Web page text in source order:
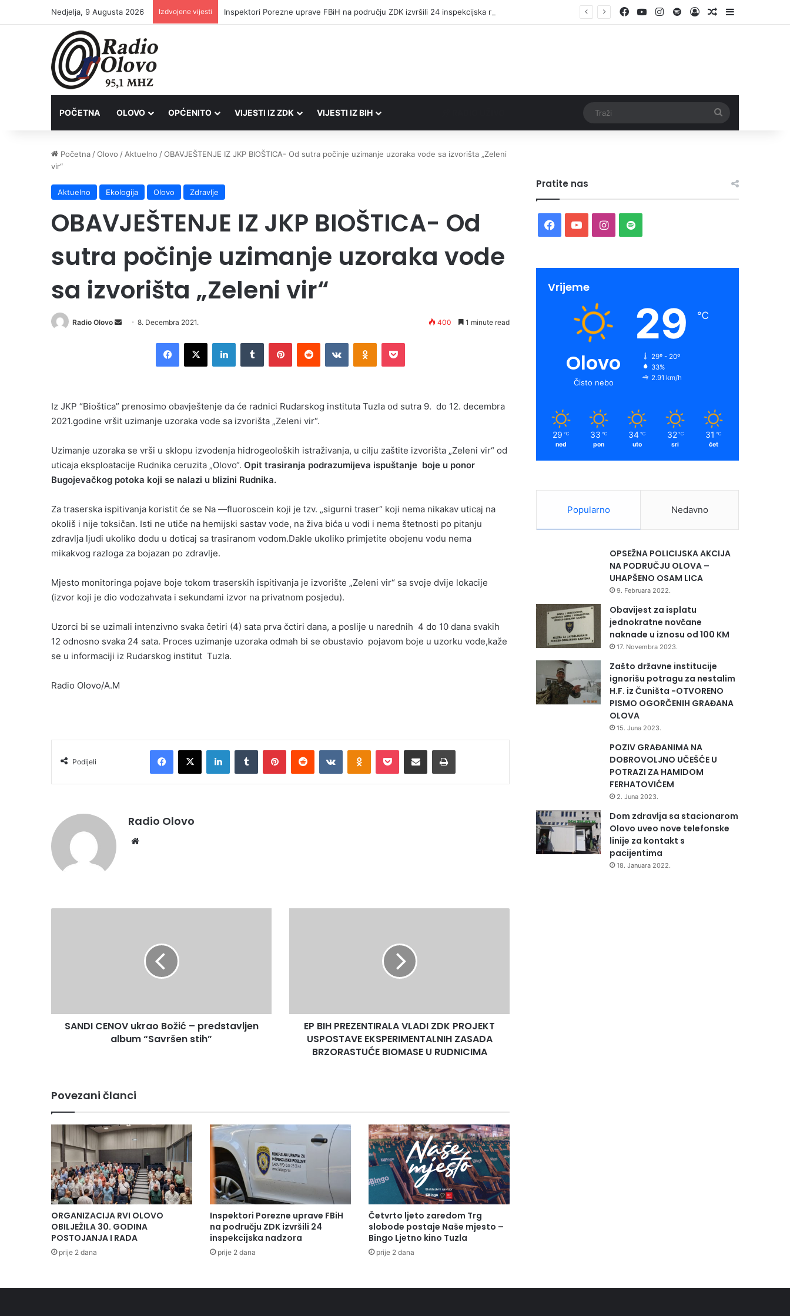
Nedjelja, 9 Augusta 2026 Izdvojene vijesti Inspektori Porezne uprave FBiH na području ZDK izvršili 24 inspekcijska nadzora Facebook
YouTubeInstagram
SpotifyLog InRandom Article
Sidebar
POČETNA OLOVO OPĆENITO VIJESTI IZ ZDK VIJESTI IZ BIH
Početna /Olovo / Aktuelno /OBAVJEŠTENJE IZ JKP BIOŠTICA- Od sutra počinje uzimanje uzoraka vode sa izvorišta „Zeleni
vir“
Aktuelno Ekologija Olovo Zdravlje
OBAVJEŠTENJE IZ JKP BIOŠTICA- Od
sutra počinje uzimanje uzoraka vode
sa izvorišta „Zeleni vir“
Radio Olovo
Send8. Decembra 2021. 400 1 minute read
Facebook
X LinkedInTumblr PinterestReddit VKontakteOdnoklassniki
Pocket
Iz JKP “Bioštica” prenosimo obavještenje da će radnici Rudarskog instituta Tuzla od sutra 9. do 12. decembra
2021.godine vršit uzimanje uzoraka vode sa izvorišta „Zeleni vir“.
Uzimanje uzoraka se vrši u sklopu izvodenja hidrogeoloških istraživanja, u cilju zaštite izvorišta „Zeleni vir“ od
uticaja eksploatacije Rudnika ceruzita „Olovo“. Opit trasiranja podrazumijeva ispuštanje boje u ponor
Bugojevačkog potoka koji se nalazi u blizini Rudnika.
Za traserska ispitivanja koristit će se Na —fluoroscein koji je tzv. „sigurni traser“ koji nema nikakav uticaj na
okoliš i nije toksičan. Isti ne utiče na hemijski sastav vode, na živa bića u vodi i nema štetnosti po pitanju
zdravlja ljudi ukoliko dodu u doticaj sa trasiranom vodom.Dakle ukoliko primjetite obojenu vodu nema
mikakvog razloga za bojazan po zdravlje.
Mjesto monitoringa pojave boje tokom traserskih ispitivanja je izvorište „Zeleni vir“ sa svoje dvije lokacije
(izvor koji je dio vodozahvata i sekundami izvor na privatnom posjedu).
Uzorci bi se uzimali intenzivno svaka četiri (4) sata prva čctiri dana, a poslije u narednih 4 do 10 dana svakih
12 odnosno svaka 24 sata. Proces uzimanje uzoraka odmah bi se obustavio pojavom boje u uzorku vode,kaže
se u informaciji iz Rudarskog institut Tuzla.
Radio Olovo/A.M
Podijeli
Facebook
X LinkedInTumblr PinterestReddit VKontakteOdnoklassniki
Pocket Podijeli putem Emaila Print
Radio Olovo
stih”
SANDI CENOV ukrao Božić – predstavljen
album “Savršen stih”
ZASADA
BRZORASTUĆE
BIOMASE
EP BIH PREZENTIRALA VLADI ZDK PROJEKT
USPOSTAVE EKSPERIMENTALNIH ZASADA
BRZORASTUĆE BIOMASE U RUDNICIMA
Povezani članci
ORGANIZACIJA RVI OLOVO
OBILJEŽILA 30. GODINA
POSTOJANJA I RADA
prije 2 dana
Inspektori Porezne uprave FBiH
na području ZDK izvršili 24
inspekcijska nadzora
prije 2 dana
Četvrto ljeto zaredom Trg
slobode postaje Naše mjesto –
Bingo Ljetno kino Tuzla
prije 2 dana
Pratite nas
Facebook
YouTubeInstagram
Spotify
Vrijeme
Olovo
Čisto nebo
29 ℃
29º - 20º
33%
2.91 km/h
29 ℃
ned
33 ℃
pon
34 ℃
uto
32 ℃
sri
31 ℃
čet
Popularno Nedavno
OPSEŽNA POLICIJSKA AKCIJA
NA PODRUČJU OLOVA –
UHAPŠENO OSAM LICA
9. Februara 2022.
Obavijest za isplatu
jednokratne novčane
naknade u iznosu od 100 KM
17. Novembra 2023.
Zašto državne institucije
ignorišu potragu za nestalim
H.F. iz Čuništa -OTVORENO
PISMO OGORČENIH GRAĐANA
OLOVA
15. Juna 2023.
POZIV GRAĐANIMA NA
DOBROVOLJNO UČEŠĆE U
POTRAZI ZA HAMIDOM
FERHATOVIĆEM
2. Juna 2023.
Dom zdravlja sa stacionarom
Olovo uveo nove telefonske
linije za kontakt s
pacijentima
18. Januara 2022.